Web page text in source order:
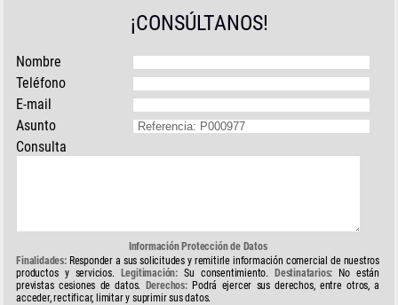
¡CONSÚLTANOS!
Nombre
Teléfono
E-mail
Asunto
Consulta
Información Protección de Datos
Finalidades:Responder a sus solicitudes y remitirle información comercial de nuestros
productos y servicios.
Legitimación: Su consentimiento. Destinatarios: No están
previstas cesiones de datos.
Derechos:Podrá ejercer sus derechos, entre otros, a
acceder, rectificar, limitar y suprimir sus datos.